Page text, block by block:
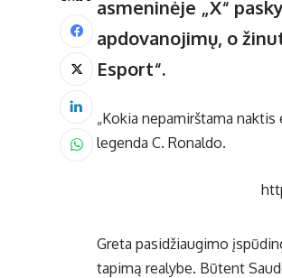
asmeninėje „X“
apdovanojimų, o
Esport“.
„Kokia nepamirštama
legenda C. Ronaldo.
Greta pasidžiaugimo
tapimą realybe. Būtent